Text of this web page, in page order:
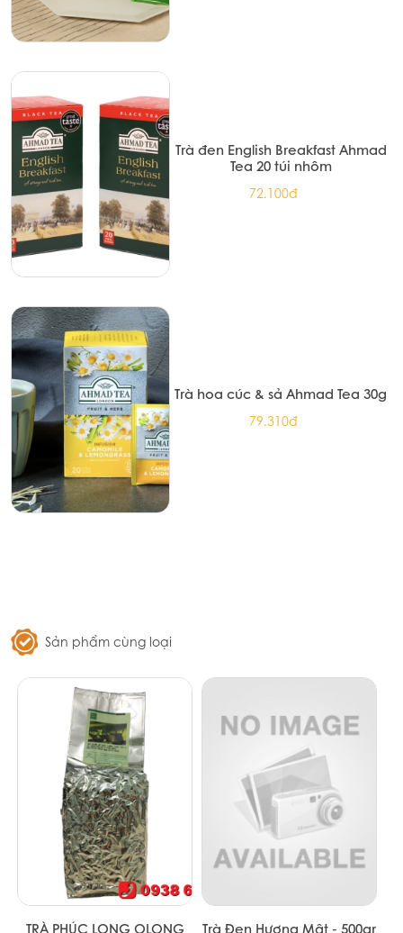
Trà đen English Breakfast Ahmad
Tea 20 túi nhôm
72.100đ
Trà hoa cúc & sả Ahmad Tea 30g
79.310đ
Sản phẩm cùng loại
TRÀ PHÚC LONG OLONG Trà Đen Hương Mật - 500gr